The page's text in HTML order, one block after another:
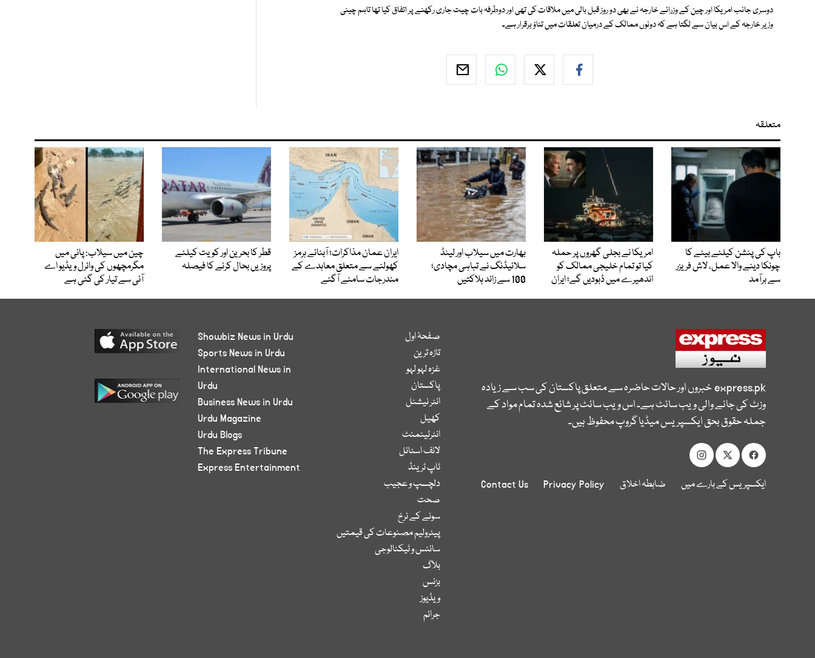
دوسری جانب امریکا اور چین کے وزرائے خارجہ نے بھی دو روز قبل بالی میں ملاقات کی تھی اور دوطرفہ بات چیت جاری رکھنے پر اتفاق کیا تھا تاہم چینی
وزیر خارجہ کے اس بیان سے لگتا ہے کہ دونوں ممالک کے درمیان تعلقات میں تناؤ برقرار ہے۔
متعلقہ
باپ کی پنشن کیلئے بیٹے کا
چونکا دینے والا عمل، لاش فریزر
سے برآمد
امریکا نے بجلی گھروں پر حملہ
کیا تو تمام خلیجی ممالک کو
اندھیرے میں ڈبودیں گے؛ ایران
بھارت میں سیلاب اور لینڈ
سلائیڈنگ نے تباہی مچادی؛
100 سے زائد ہلاکتیں
ایران عمان مذاکرات؛ آبنائے ہرمز
کھولنے سے متعلق معاہدے کے
مندرجات سامنے آگئے
قطر کا بحرین اور کویت کیلئے
پروزیں بحال کرنے کا فیصلہ
چین میں سیلاب: پانی میں
مگرمچھوں کی وائرل ویڈیو اے
آئی سے تیار کی گئی ہے
express.pkخبروں اور حالات حاضرہ سے متعلق پاکستان کی سب سے زیادہ
وزٹ کی جانے والی ویب سائٹ ہے۔ اس ویب سائٹ پر شائع شدہ تمام مواد کے
جملہ حقوق بحق ایکسپریس میڈیا گروپ محفوظ ہیں۔
ایکسپریس کے بارے میں ضابطہ اخلاق Privacy Policy
Contact Us
صفحۂ اول
تازہ ترین
غزہ لہو لہو
پاکستان
انٹر نیشنل
کھیل
انٹرٹینمنٹ
لائف اسٹائل
ٹاپ ٹرینڈ
دلچسپ و عجیب
صحت
سونے کے نرخ
پیٹرولیم مصنوعات کی قیمتیں
سائنس و ٹیکنالوجی
بلاگ
بزنس
ویڈیوز
جرائم
Showbiz News in Urdu
Sports News in Urdu
International News in
Urdu
Business News in Urdu
Urdu Magazine
Urdu Blogs
The Express Tribune
Express Entertainment